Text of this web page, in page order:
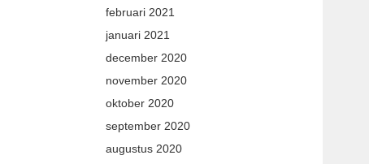
februari 2021
januari 2021
december 2020
november 2020
oktober 2020
september 2020
augustus 2020